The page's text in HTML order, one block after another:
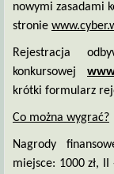
nowymi zasadami
stronie
Rejestracja
konkursowej
krótki formularz
Co można wygrać?
Nagrody
miejsce: 1000 zł,